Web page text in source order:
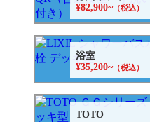
¥82,900~（税込）
浴室
¥35,200~（税込）
TOTO